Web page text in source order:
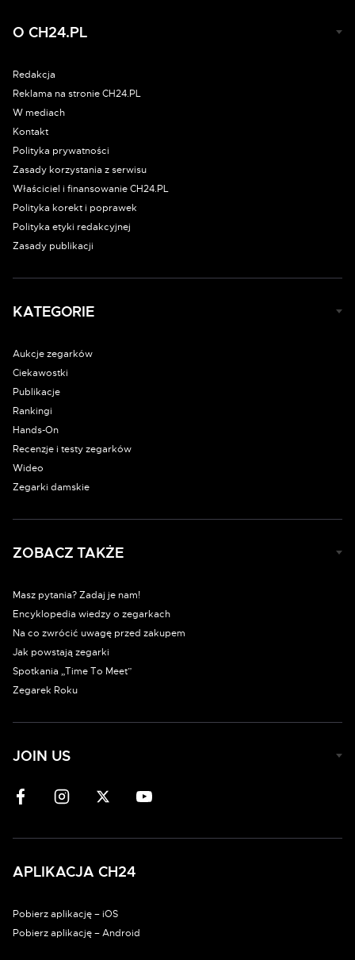
O CH24.PL
Redakcja
Reklama na stronie CH24.PL
W mediach
Kontakt
Polityka prywatności
Zasady korzystania z serwisu
Właściciel i finansowanie CH24.PL
Polityka korekt i poprawek
Polityka etyki redakcyjnej
Zasady publikacji
KATEGORIE
Aukcje zegarków
Ciekawostki
Publikacje
Rankingi
Hands-On
Recenzje i testy zegarków
Wideo
Zegarki damskie
ZOBACZ TAKŻE
Masz pytania? Zadaj je nam!
Encyklopedia wiedzy o zegarkach
Na co zwrócić uwagę przed zakupem
Jak powstają zegarki
Spotkania „Time To Meet”
Zegarek Roku
JOIN US
APLIKACJA CH24
Pobierz aplikację – iOS
Pobierz aplikację – Android